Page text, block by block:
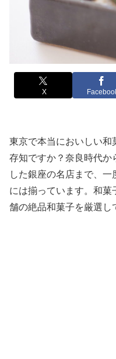
X
東京で本当においしい和
存知ですか？奈良時代か
した銀座の名店まで、
には揃っています。和
舗の絶品和菓子を厳選し